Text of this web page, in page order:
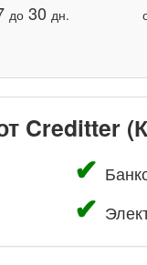
до 30 дн.
Creditter